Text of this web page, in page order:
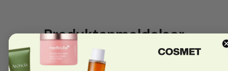
Produktanmeldelser